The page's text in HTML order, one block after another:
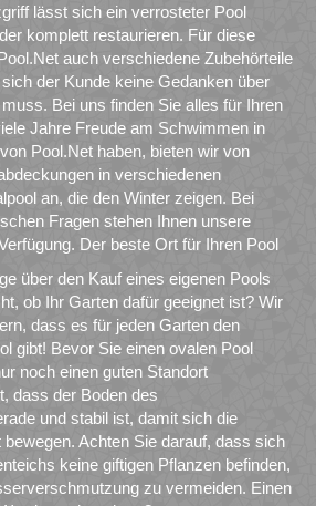
lässt sich ein verrosteter Pool
komplett restaurieren. Für diese
auch verschiedene Zubehörteile
der Kunde keine Gedanken über
Bei uns finden Sie alles für Ihren
Jahre Freude am Schwimmen in
Pool.Net haben, bieten wir von
in verschiedenen
an, die den Winter zeigen. Bei
Fragen stehen Ihnen unsere
Der beste Ort für Ihren Pool
über den Kauf eines eigenen Pools
ob Ihr Garten dafür geeignet ist? Wir
dass es für jeden Garten den
gibt! Bevor Sie einen ovalen Pool
noch einen guten Standort
dass der Boden des
und stabil ist, damit sich die
Achten Sie darauf, dass sich
keine giftigen Pflanzen befinden,
zu vermeiden. Einen